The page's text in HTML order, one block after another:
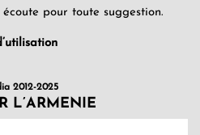
pour toute suggestion.
2012-2025
L’ARMENIE